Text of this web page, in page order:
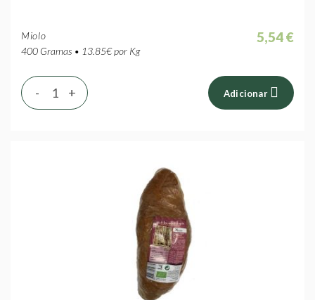
Miolo
400 Gramas • 13.85€ por Kg
5,54 €
+
- Adicionar